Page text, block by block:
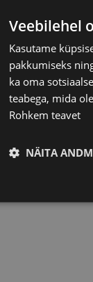
L
Veebilehel
Kasutame
pakkumiseks
ka oma
teabega, mida
Rohkem teavet
NÄITA